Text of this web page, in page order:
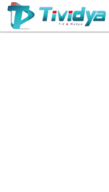
evden
eve
nakliyat